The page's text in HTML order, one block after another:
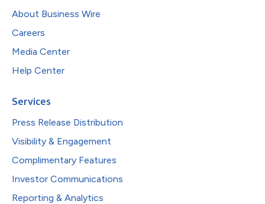
About Business Wire
Careers
Media Center
Help Center
Services
Press Release Distribution
Visibility & Engagement
Complimentary Features
Investor Communications
Reporting & Analytics